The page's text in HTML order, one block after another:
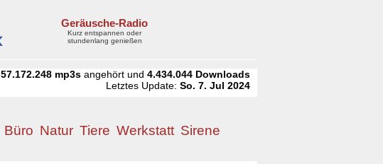
Geräusche-Radio
Kurz entspannen oder
stundenlang genießen
57.172.248 mp3s angehört und4.434.044 Downloads
Letztes Update:So. 7. Jul 2024
Büro Natur Tiere Werkstatt Sirene